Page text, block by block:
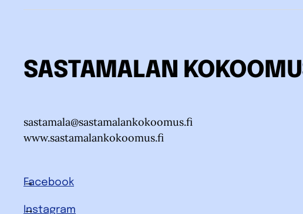
SASTAMALAN
sastamala@sastamalankokoomus.fi
www.sastamalankokoomus.fi
Facebook
Instagram